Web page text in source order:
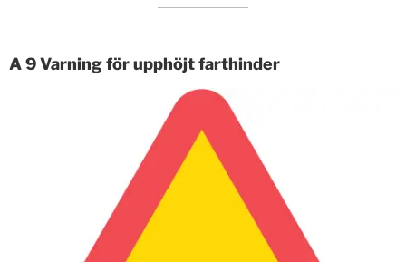
A 9 Varning för upphöjt farthinder